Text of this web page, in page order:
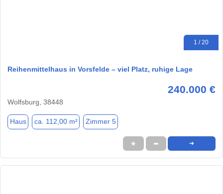
1 / 20
Reihenmittelhaus in Vorsfelde – viel Platz, ruhige Lage
240.000 €
Wolfsburg, 38448
Haus ca. 112,00 m² Zimmer 5
★ ➦ ➜